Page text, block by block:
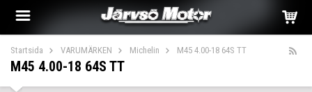
Startsida VARUMÄRKEN Michelin M45 4.00-18 64S TT
M45 4.00-18 64S TT